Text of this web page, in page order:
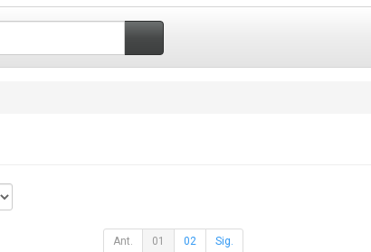
Ant. 01 02 Sig.